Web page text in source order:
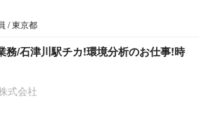
/ 東京都
務/石津川駅チカ!環境分析のお仕事!時
式会社